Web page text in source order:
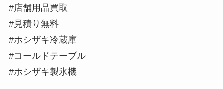
#店舗用品買取
#見積り無料
#ホシザキ冷蔵庫
#コールドテーブル
#ホシザキ製氷機